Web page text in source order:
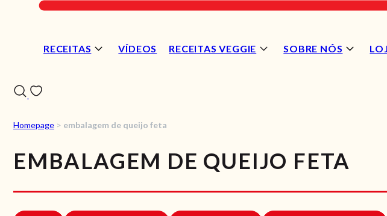
RECEITAS VÍDEOS RECEITAS VEGGIE SOBRE NÓS
Homepage > embalagem de queijo feta
EMBALAGEM DE QUEIJO FETA